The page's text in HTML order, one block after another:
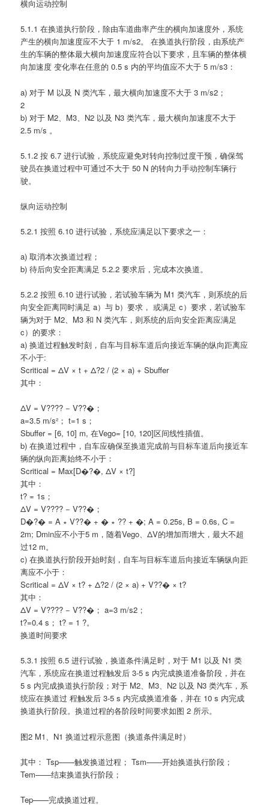
横向运动控制
5.1.1 在换道执行阶段，除由车道曲率产生的横向加速度外，系统
产生的横向加速度应不大于 1 m/s2。 在换道执行阶段，由系统产
生的车辆的整体最大横向加速度应符合以下要求，且车辆的整体横
向加速度 变化率在任意的 0.5 s 内的平均值应不大于 5 m/s3：
a) 对于 M 以及 N 类汽车，最大横向加速度不大于 3 m/s2；
2
b) 对于 M2、M3、N2 以及 N3 类汽车，最大横向加速度不大于
2.5 m/s 。
5.1.2 按 6.7 进行试验，系统应避免对转向控制过度干预，确保驾
驶员在换道过程中可通过不大于 50 N 的转向力手动控制车辆行
驶。
纵向运动控制
5.2.1 按照 6.10 进行试验，系统应满足以下要求之一：
a) 取消本次换道过程；
b) 待后向安全距离满足 5.2.2 要求后，完成本次换道。
5.2.2 按照 6.10 进行试验，若试验车辆为 M1 类汽车，则系统的后
向安全距离同时满足 a）与 b）要求， 或满足 c）要求，若试验车
辆为对于 M2、M3 和 N 类汽车，则系统的后向安全距离应满足
c）的要求：
a) 换道过程触发时刻，自车与目标车道后向接近车辆的纵向距离应
不小于:
Scritical = ΔV × t + Δ?2 / (2 × a) + Sbuffer
其中：
ΔV = V???? − V??�；
a=3.5 m/s²； t=1 s；
Sbuffer = [6, 10] m, 在Vego= [10, 120]区间线性插值。
b) 在换道过程中，自车应确保至换道完成前与目标车道后向接近车
辆的纵向距离始终不小于：
Scritical = Max[D�?�, ΔV × t?]
其中：
t? = 1s；
ΔV = V???? − V??�；
D�?� = A ∗ V??� + � ∗ ?? + �; A = 0.25s, B = 0.6s, C =
2m; Dmin应不小于5 m，随着Vego、ΔV的增加而增大，最大不超
过12 m。
c) 在换道执行阶段开始时刻，自车与目标车道后向接近车辆纵向距
离应不小于：
Scritical = ΔV × t? + Δ?2 / (2 × a) + V??� × t?
其中：
ΔV = V???? − V??�； a=3 m/s2；
t?=0.4 s； t? = 1 ?。
换道时间要求
5.3.1 按照 6.5 进行试验，换道条件满足时，对于 M1 以及 N1 类
汽车，系统应在换道过程触发后 3-5 s 内完成换道准备阶段，并在
5 s 内完成换道执行阶段；对于 M2、M3、N2 以及 N3 类汽车，系
统应在换道过 程触发后 3-5 s 内完成换道准备，并在 10 s 内完成
换道执行阶段。换道过程的各阶段时间要求如图 2 所示。
图2 M1、N1 换道过程示意图（换道条件满足时）
其中： Tsp——触发换道过程； Tsm——开始换道执行阶段；
Tem——结束换道执行阶段；
Tep——完成换道过程。